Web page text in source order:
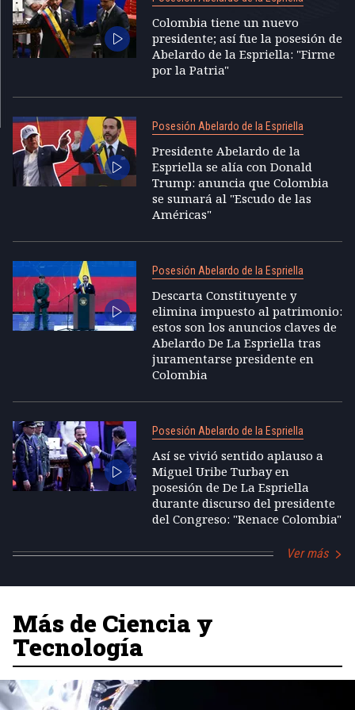
Colombia tiene un nuevo
presidente; así fue la posesión de
Abelardo de la Espriella: "Firme
por la Patria"
Posesión Abelardo de la Espriella
Presidente Abelardo de la
Espriella se alía con Donald
Trump: anuncia que Colombia
se sumará al "Escudo de las
Américas"
Posesión Abelardo de la Espriella
Descarta Constituyente y
elimina impuesto al patrimonio:
estos son los anuncios claves de
Abelardo De La Espriella tras
juramentarse presidente en
Colombia
Posesión Abelardo de la Espriella
Así se vivió sentido aplauso a
Miguel Uribe Turbay en
posesión de De La Espriella
durante discurso del presidente
del Congreso: "Renace Colombia"
Ver más
Más de Ciencia y
Tecnología